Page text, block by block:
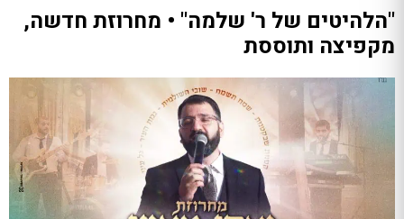
"הלהיטים של ר' שלמה" • מחרוזת חדשה,
מקפיצה ותוססת